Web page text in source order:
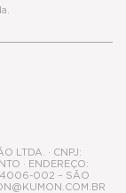
LTDA. · CNPJ:
· ENDEREÇO:
002 – SÃO